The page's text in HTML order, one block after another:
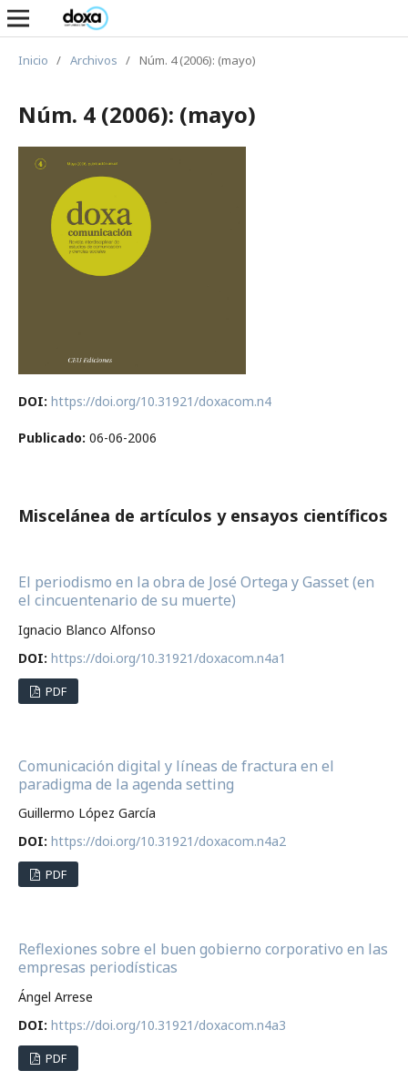
Inicio / Archivos / Núm. 4 (2006): (mayo)
Núm. 4 (2006): (mayo)
DOI: https://doi.org/10.31921/doxacom.n4
Publicado: 06-06-2006
Miscelánea de artículos y ensayos científicos
El periodismo en la obra de José Ortega y Gasset (en
el cincuentenario de su muerte)
Ignacio Blanco Alfonso
DOI: https://doi.org/10.31921/doxacom.n4a1
PDF
Comunicación digital y líneas de fractura en el
paradigma de la agenda setting
Guillermo López García
DOI: https://doi.org/10.31921/doxacom.n4a2
PDF
Reflexiones sobre el buen gobierno corporativo en las
empresas periodísticas
Ángel Arrese
DOI: https://doi.org/10.31921/doxacom.n4a3
PDF